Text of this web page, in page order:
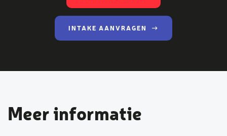
INTAKE AANVRAGEN
Meer informatie